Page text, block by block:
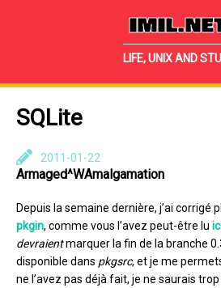
LIFE, UNIX AND
SQLite
2011-01-22
Armaged^WAmalgamation
Depuis la semaine dernière, j’ai corrigé
pkgin, comme vous l’avez peut-être lu
devraientmarquer la fin de la branche
disponible dans pkgsrc, et je me
ne l’avez pas déjà fait, je ne saurais